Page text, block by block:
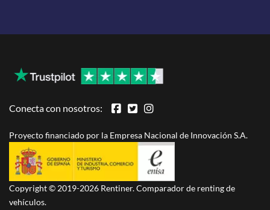
Conecta con nosotros:
Proyecto financiado por la Empresa Nacional de Innovación S.A.
Copyright © 2019-2026 Rentiner. Comparador de renting de
vehículos.